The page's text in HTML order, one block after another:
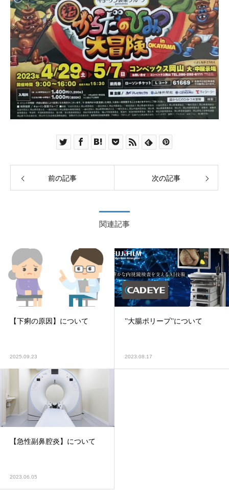
前の記事 次の記事
関連記事
【下痢の原因】について
2025.09.23
’’大腸ポリープ’’について
2023.08.17
【急性副鼻腔炎】について
2023.06.05